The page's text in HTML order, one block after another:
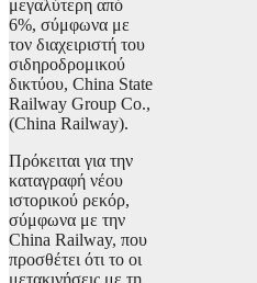
μεγαλύτερη από
6%, σύμφωνα με
τον διαχειριστή του
σιδηροδρομικού
δικτύου, China State
Railway Group Co.,
(China Railway).
Πρόκειται για την
καταγραφή νέου
ιστορικού ρεκόρ,
σύμφωνα με την
China Railway, που
προσθέτει ότι το οι